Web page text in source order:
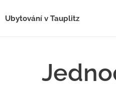
Ubytování v Tauplitz